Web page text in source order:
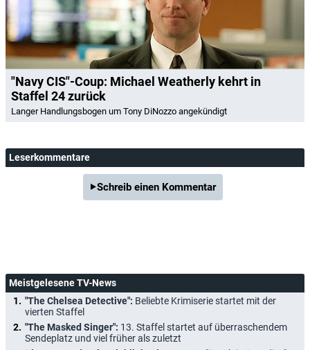
"Navy CIS"-Coup: Michael Weatherly kehrt in
Staffel 24 zurück
Langer Handlungsbogen um Tony DiNozzo angekündigt
Leserkommentare
Schreib einen Kommentar
Meistgelesene TV-News
"The Chelsea Detective": Beliebte Krimiserie startet mit der
vierten Staffel
"The Masked Singer": 13. Staffel startet auf überraschendem
Sendeplatz und viel früher als zuletzt